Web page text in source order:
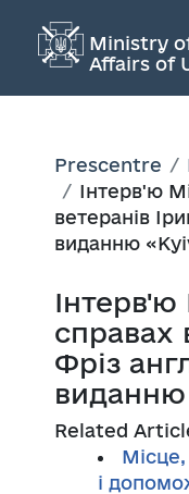
Ministry
Affairs of
Prescentre
Інтерв'ю
ветеранів
виданню
Інтерв'ю
справах
Фріз
Related
і